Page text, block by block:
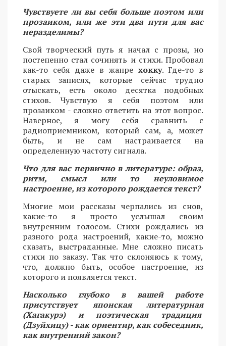
Чувствуете ли вы себя больше поэтом или
прозаиком, или же эти два пути для вас
неразделимы?
Свой творческий путь я начал с прозы, но
постепенно стал сочинять и стихи. Пробовал
как-то себя даже в жанре хокку. Где-то в
старых записях, которые сейчас трудно
отыскать, есть около десятка подобных
стихов. Чувствую я себя поэтом или
прозаиком - сложно ответить на этот вопрос.
Наверное, я могу себя сравнить с
радиоприемником, который сам, а, может
быть, и не сам настраивается на
определенную частоту сигнала.
Что для вас первично в литературе: образ,
ритм, смысл или то неуловимое
настроение, из которого рождается текст?
Многие мои рассказы черпались из снов,
какие-то я просто услышал своим
внутренним голосом. Стихи рождались из
разного рода настроений, какие-то, можно
сказать, выстраданные. Мне сложно писать
стихи по заказу. Так что склоняюсь к тому,
что, должно быть, особое настроение, из
которого и появляется текст.
Насколько глубоко в вашей работе
присутствует японская литературная
(Хагакурэ) и поэтическая традиция
(Дзуйхицу) - как ориентир, как собеседник,
как внутренний закон?